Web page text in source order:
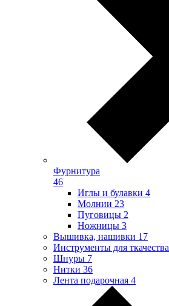
Фурнитура
46
Иглы и булавки 4
Молнии 23
Пуговицы 2
Ножницы 3
Вышивка, нашивки 17
Инструменты для ткачества
Шнуры 7
Нитки 36
Лента подарочная 4